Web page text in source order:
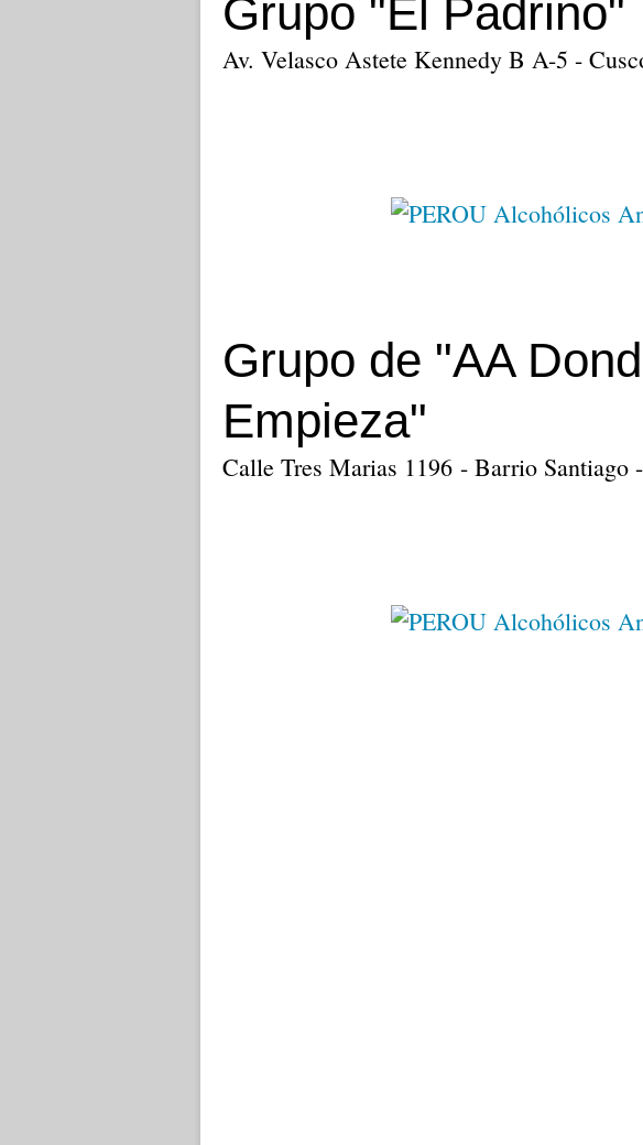
Grupo "El Padrino"
Av. Velasco Astete Kennedy B A-5 -
Grupo de "AA
Empieza"
Calle Tres Marias 1196 - Barrio Santiago